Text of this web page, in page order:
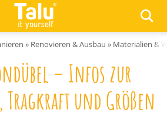
» Renovieren & Ausbau » Materialien &
– Infos zur
und Größen